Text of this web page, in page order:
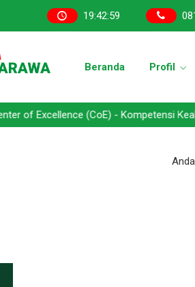
19:42:59
Beranda Profil
Excellence (CoE) - Kompetensi